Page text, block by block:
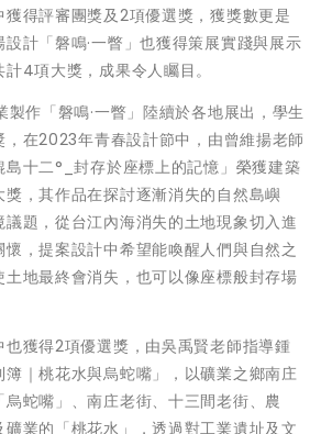
得評審團獎及2項優選獎，獲獎數更是
計「磐鳴·一瞥」也獲得策展實踐與展示
4項大獎，成果令人矚目。
作「磐鳴·一瞥」陸續於各地展出，學生
在2023年青春設計節中，由曾維揚老師
十二°_封存於座標上的記憶」榮獲建築
，其作品在探討逐漸消失的自然島嶼
議題，從台江內海消失的土地現象切入進
，提案設計中希望能喚醒人們與自然之
地最終會消失，也可以像座標般封存場
獲得2項優選獎，由吳禹賢老師指導鍾
｜桃花水與烏蛇嘴」，以礦業之鄉南庄
蛇嘴」、南庄老街、十三間老街、農
業的「桃花水」，透過對工業遺址及文